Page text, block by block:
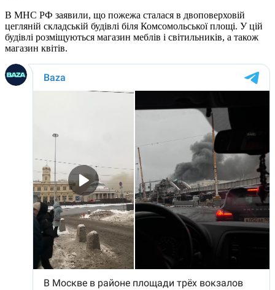
В МНС РФ заявили, що пожежа сталася в двоповерховій
цегляній складській будівлі біля Комсомольської площі. У цій
будівлі розміщуються магазин меблів і світильників, а також
магазин квітів.